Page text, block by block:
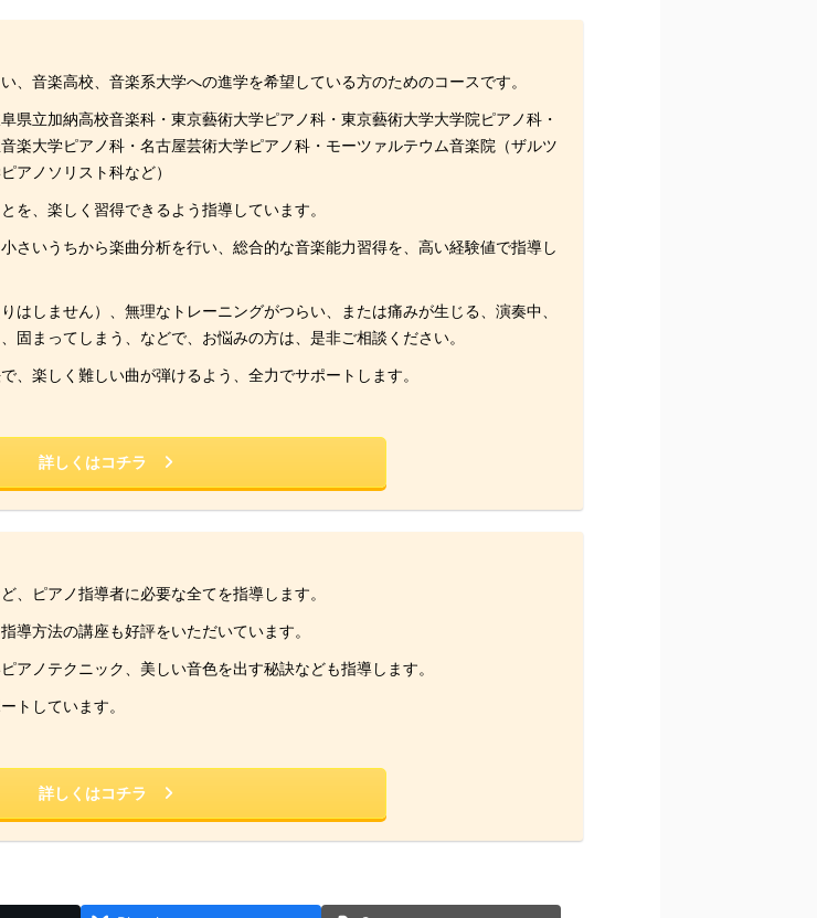
、音楽高校、音楽系大学への進学を希望している方のためのコースです。
県立加納高校音楽科・東京藝術大学ピアノ科・東京藝術大学大学院ピアノ科・
楽大学ピアノ科・名古屋芸術大学ピアノ科・モーツァルテウム音楽院（ザルツ
アノソリスト科など）
を、楽しく習得できるよう指導しています。
さいうちから楽曲分析を行い、総合的な音楽能力習得を、高い経験値で指導し
はしません）、無理なトレーニングがつらい、または痛みが生じる、演奏中、
固まってしまう、などで、お悩みの方は、是非ご相談ください。
、楽しく難しい曲が弾けるよう、全力でサポートします。
詳しくはコチラ
、ピアノ指導者に必要な全てを指導します。
導方法の講座も好評をいただいています。
アノテクニック、美しい音色を出す秘訣なども指導します。
トしています。
詳しくはコチラ